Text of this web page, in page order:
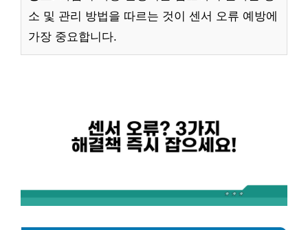
소 및 관리 방법을 따르는 것이 센서 오류 예방에
가장 중요합니다.